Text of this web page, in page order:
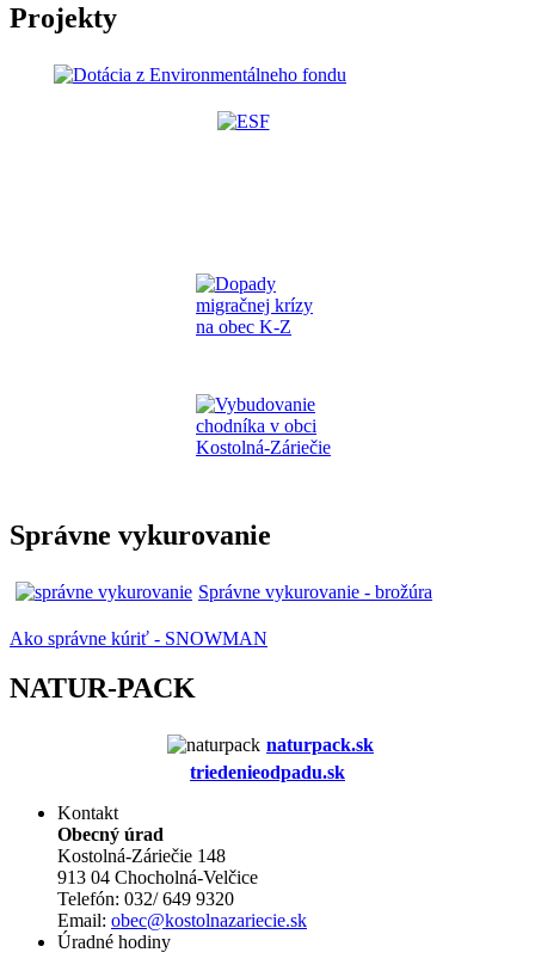
Projekty
Správne vykurovanie
Správne vykurovanie - brožúra
Ako správne kúriť - SNOWMAN
NATUR-PACK
naturpack.sk
triedenieodpadu.sk
Kontakt
Obecný úrad
Kostolná-Záriečie 148
913 04 Chocholná-Velčice
Telefón: 032/ 649 9320
Email: obec@kostolnazariecie.sk
Úradné hodiny